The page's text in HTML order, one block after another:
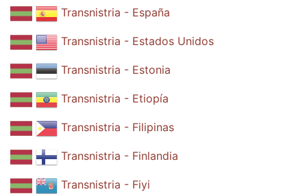
Transnistria - España
Transnistria - Estados Unidos
Transnistria - Estonia
Transnistria - Etiopía
Transnistria - Filipinas
Transnistria - Finlandia
Transnistria - Fiyi